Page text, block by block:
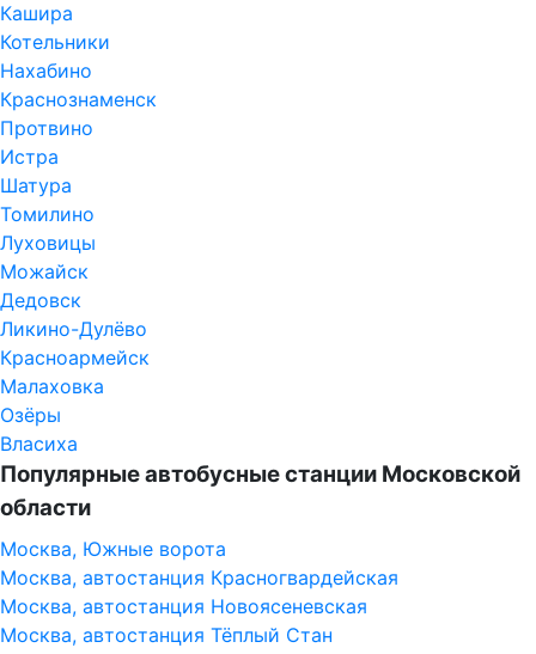
Кашира
Котельники
Нахабино
Краснознаменск
Протвино
Истра
Шатура
Томилино
Луховицы
Можайск
Дедовск
Ликино-Дулёво
Красноармейск
Малаховка
Озёры
Власиха
Популярные автобусные станции Московской
области
Москва, Южные ворота
Москва, автостанция Красногвардейская
Москва, автостанция Новоясеневская
Москва, автостанция Тёплый Стан